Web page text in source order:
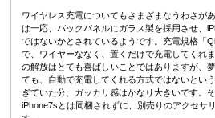
ワイヤレス充電についてもさまざまなうわさが
は一応、バックパネルにガラス製を採用させ、
ではないかとされているようです。充電規格「
で、ワイヤーななく、置くだけで充電してくれ
の解放はとても喜ばしいことではありますが、
ても、自動で充電してくれる方式ではないとい
ぎていた分、ガッカリ感はかなり大きいです。
iPhone7sとは同梱されずに、別売りのアクセサ